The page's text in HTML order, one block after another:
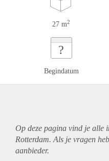
27 m2
?
Begindatum
Op deze pagina vind je alle
Rotterdam. Als je vragen
aanbieder.